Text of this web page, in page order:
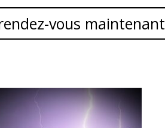
vous maintenant